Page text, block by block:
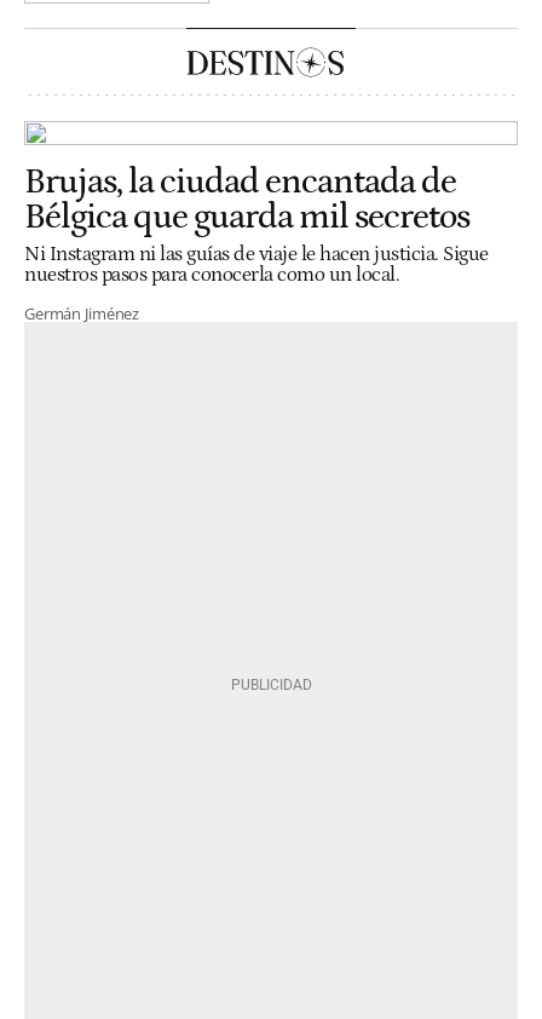
Brujas, la ciudad encantada de
Bélgica que guarda mil secretos
Ni Instagram ni las guías de viaje le hacen justicia. Sigue
nuestros pasos para conocerla como un local.
Germán Jiménez